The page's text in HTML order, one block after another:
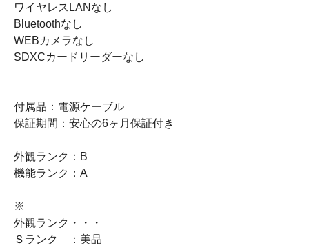
ワイヤレスLANなし
Bluetoothなし
WEBカメラなし
SDXCカードリーダーなし
付属品：電源ケーブル
保証期間：安心の6ヶ月保証付き
外観ランク：B
機能ランク：A
※
外観ランク・・・
Ｓランク ：美品